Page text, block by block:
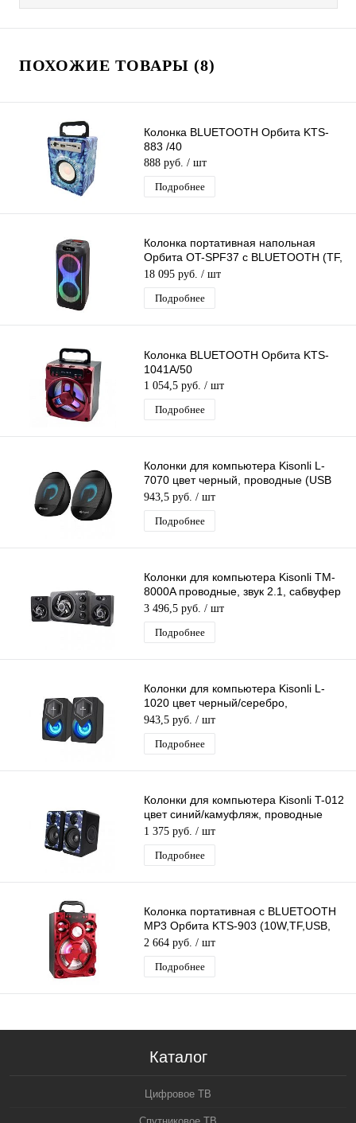
ПОХОЖИЕ ТОВАРЫ (8)
Колонка BLUETOOTH Орбита KTS-
883 /40
888 руб. / шт
Подробнее
Колонка портативная напольная
Орбита OT-SPF37 с BLUETOOTH (TF,
USB, FM, AUX)
18 095 руб. / шт
Подробнее
Колонка BLUETOOTH Орбита KTS-
1041A/50
1 054,5 руб. / шт
Подробнее
Колонки для компьютера Kisonli L-
7070 цвет черный, проводные (USB
2.0), стерео
943,5 руб. / шт
Подробнее
Колонки для компьютера Kisonli TM-
8000A проводные, звук 2.1, сабвуфер
+ 2 колонки, питание по USB
3 496,5 руб. / шт
Подробнее
Колонки для компьютера Kisonli L-
1020 цвет черный/серебро,
проводные (USB 2.0), стерео
943,5 руб. / шт
Подробнее
Колонки для компьютера Kisonli T-012
цвет синий/камуфляж, проводные
(USB 2.0), стерео
1 375 руб. / шт
Подробнее
Колонка портативная с BLUETOOTH
MP3 Орбита KTS-903 (10W,TF,USB,
FM,bluetooth, аккум. встр)/20
2 664 руб. / шт
Подробнее
Каталог
Цифровое ТВ